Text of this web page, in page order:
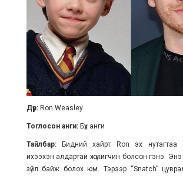
Дүр: Ron Weasley
Тоглосон анги: Бүх анги
Тайлбар:
Бидний хайрт Ron эх нутагтаа
ихээхэн алдартай жүжигчин болсон гэнэ. Энэ
зүйл байж болох юм. Тэрээр “Snatch”